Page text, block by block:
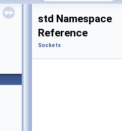
std Namespace
Reference
Sockets